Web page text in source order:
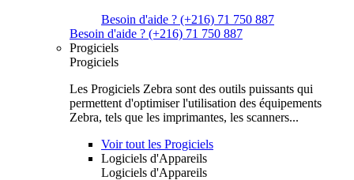
Besoin d'aide ? (+216) 71 750 887
Besoin d'aide ? (+216) 71 750 887
Progiciels
Progiciels
Les Progiciels Zebra sont des outils puissants qui
permettent d'optimiser l'utilisation des équipements
Zebra, tels que les imprimantes, les scanners...
Voir tout les Progiciels
Logiciels d'Appareils
Logiciels d'Appareils